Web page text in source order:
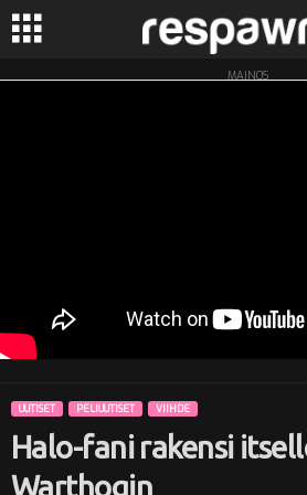
R
w
MAINOS
UUTISET PELIUUTISET VIIHDE
Halo-fani rakensi
Warthogin